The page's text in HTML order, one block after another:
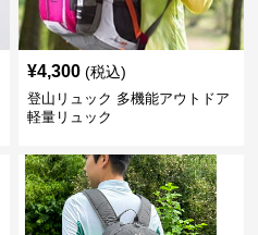
¥4,300 (税込)
登山リュック 多機能アウトドア
軽量リュック